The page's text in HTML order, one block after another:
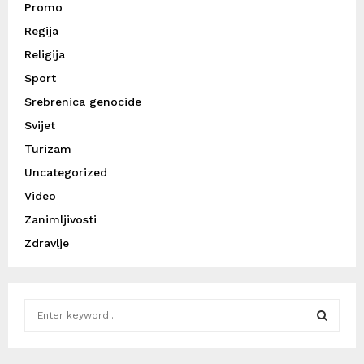
Promo
Regija
Religija
Sport
Srebrenica genocide
Svijet
Turizam
Uncategorized
Video
Zanimljivosti
Zdravlje